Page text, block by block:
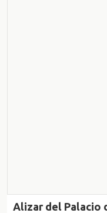
Alizar del Palacio